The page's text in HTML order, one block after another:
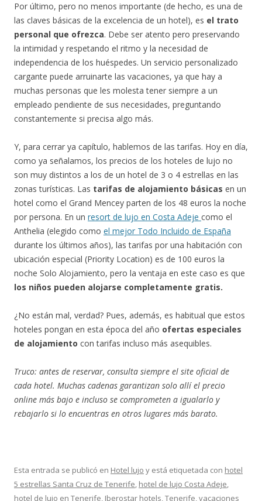
Por último, pero no menos importante (de hecho, es una de
las claves básicas de la excelencia de un hotel), es el trato
personal que ofrezca. Debe ser atento pero preservando
la intimidad y respetando el ritmo y la necesidad de
independencia de los huéspedes. Un servicio personalizado
cargante puede arruinarte las vacaciones, ya que hay a
muchas personas que les molesta tener siempre a un
empleado pendiente de sus necesidades, preguntando
constantemente si precisa algo más.
Y, para cerrar ya capítulo, hablemos de las tarifas. Hoy en día,
como ya señalamos, los precios de los hoteles de lujo no
son muy distintos a los de un hotel de 3 o 4 estrellas en las
zonas turísticas. Las tarifas de alojamiento básicas en un
hotel como el Grand Mencey parten de los 48 euros la noche
por persona. En un resort de lujo en Costa Adeje como el
Anthelia (elegido como el mejor Todo Incluido de España
durante los últimos años), las tarifas por una habitación con
ubicación especial (Priority Location) es de 100 euros la
noche Solo Alojamiento, pero la ventaja en este caso es que
los niños pueden alojarse completamente gratis.
¿No están mal, verdad? Pues, además, es habitual que estos
hoteles pongan en esta época del año ofertas especiales
de alojamiento con tarifas incluso más asequibles.
Truco: antes de reservar, consulta siempre el site oficial de
cada hotel. Muchas cadenas garantizan solo allí el precio
online más bajo e incluso se comprometen a igualarlo y
rebajarlo si lo encuentras en otros lugares más barato.
Esta entrada se publicó en Hotel lujo y está etiquetada con hotel
5 estrellas Santa Cruz de Tenerife, hotel de lujo Costa Adeje,
hotel de lujo en Tenerife, Iberostar hotels,Tenerife,vacaciones